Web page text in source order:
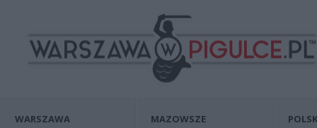
WARSZAWA MAZOWSZE